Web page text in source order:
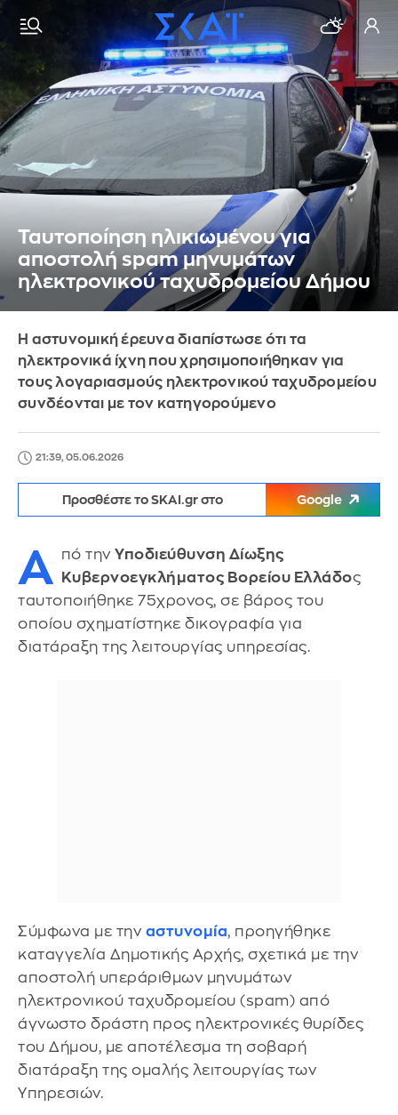
Ταυτοποίηση ηλικιωμένου για
αποστολή spam μηνυμάτων
ηλεκτρονικού ταχυδρομείου Δήμου
Η αστυνομική έρευνα διαπίστωσε ότι τα
ηλεκτρονικά ίχνη που χρησιμοποιήθηκαν για
τους λογαριασμούς ηλεκτρονικού ταχυδρομείου
συνδέονται με τον κατηγορούμενο
21:39, 05.06.2026
Προσθέστε το SKAI.gr στο Google
Α πό την Υποδιεύθυνση Δίωξης
Κυβερνοεγκλήματος Βορείου Ελλάδος
ταυτοποιήθηκε 75χρονος, σε βάρος του
οποίου σχηματίστηκε δικογραφία για
διατάραξη της λειτουργίας υπηρεσίας.
Σύμφωνα με την αστυνομία, προηγήθηκε
καταγγελία Δημοτικής Αρχής, σχετικά με την
αποστολή υπεράριθμων μηνυμάτων
ηλεκτρονικού ταχυδρομείου (spam) από
άγνωστο δράστη προς ηλεκτρονικές θυρίδες
του Δήμου, με αποτέλεσμα τη σοβαρή
διατάραξη της ομαλής λειτουργίας των
Υπηρεσιών.